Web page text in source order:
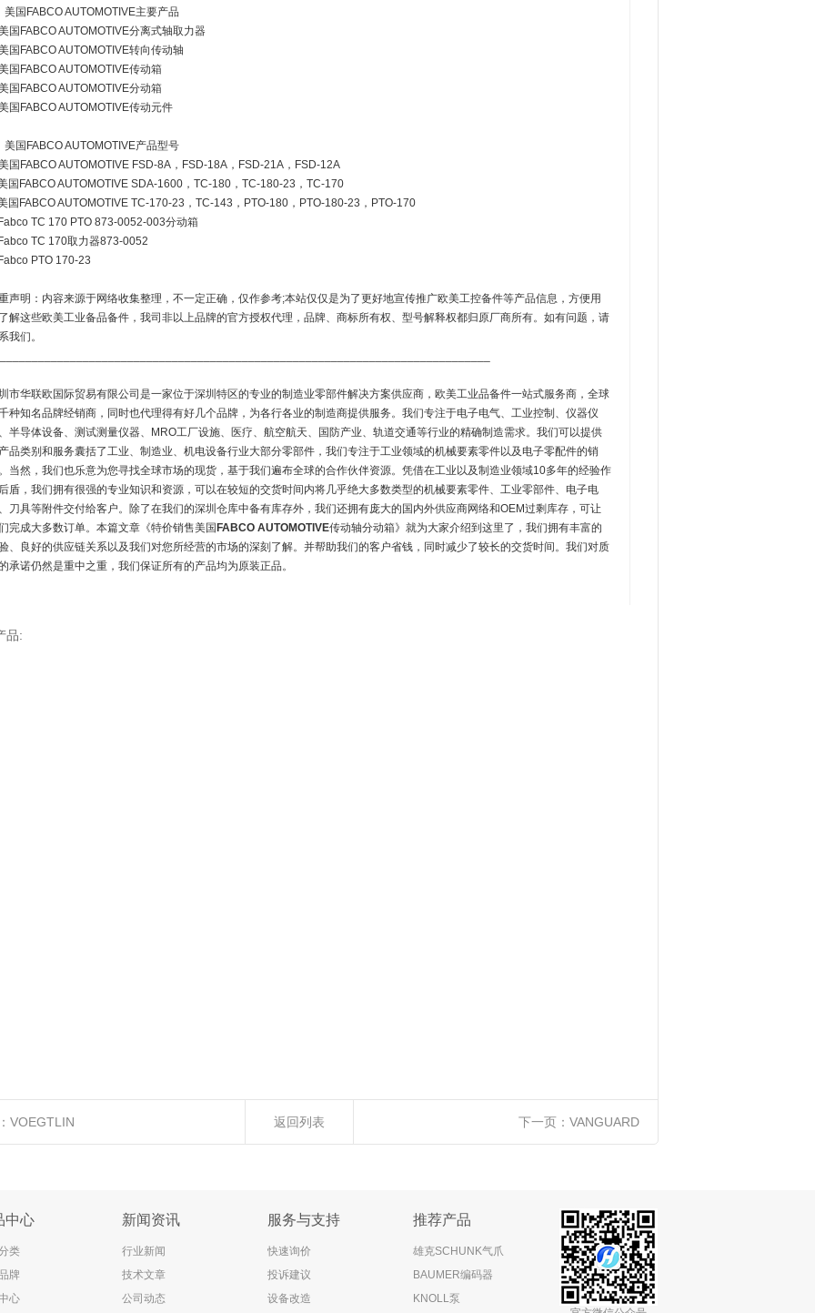
美国FABCO AUTOMOTIVE主要产品
国FABCO AUTOMOTIVE分离式轴取力器
国FABCO AUTOMOTIVE转向传动轴
国FABCO AUTOMOTIVE传动箱
国FABCO AUTOMOTIVE分动箱
国FABCO AUTOMOTIVE传动元件
美国FABCO AUTOMOTIVE产品型号
国FABCO AUTOMOTIVE FSD-8A，FSD-18A，FSD-21A，FSD-12A
国FABCO AUTOMOTIVE SDA-1600，TC-180，TC-180-23，TC-170
国FABCO AUTOMOTIVE TC-170-23，TC-143，PTO-180，PTO-180-23，PTO-170
TC 170 PTO 873-0052-003分动箱
TC 170取力器873-0052
PTO 170-23
声明：内容来源于网络收集整理，不一定正确，仅作参考;本站仅仅是为了更好地宣传推广欧美工控备件等产品信息，方便用
解这些欧美工业备品备件，我司非以上品牌的官方授权代理，品牌、商标所有权、型号解释权都归原厂商所有。如有问题，请
我们。
市华联欧国际贸易有限公司是一家位于深圳特区的专业的制造业零部件解决方案供应商，欧美工业品备件一站式服务商，全球
种知名品牌经销商，同时也代理得有好几个品牌，为各行各业的制造商提供服务。我们专注于电子电气、工业控制、仪器仪
半导体设备、测试测量仪器、MRO工厂设施、医疗、航空航天、国防产业、轨道交通等行业的精确制造需求。我们可以提供
品类别和服务囊括了工业、制造业、机电设备行业大部分零部件，我们专注于工业领域的机械要素零件以及电子零配件的销
当然，我们也乐意为您寻找全球市场的现货，基于我们遍布全球的合作伙伴资源。凭借在工业以及制造业领域10多年的经验作
盾，我们拥有很强的专业知识和资源，可以在较短的交货时间内将几乎绝大多数类型的机械要素零件、工业零部件、电子电
刀具等附件交付给客户。除了在我们的深圳仓库中备有库存外，我们还拥有庞大的国内外供应商网络和OEM过剩库存，可让
完成大多数订单。本篇文章《特价销售美国 FABCO AUTOMOTIVE传动轴分动箱》就为大家介绍到这里了，我们拥有丰富的
、良好的供应链关系以及我们对您所经营的市场的深刻了解。并帮助我们的客户省钱，同时减少了较长的交货时间。我们对质
承诺仍然是重中之重，我们保证所有的产品均为原装正品。
品:
VOEGTLIN 返回列表 下一页： VANGUARD
中心
类
牌
心
新闻资讯
行业新闻
技术文章
公司动态
服务与支持
快速询价
投诉建议
设备改造
推荐产品
雄克SCHUNK气爪
BAUMER编码器
KNOLL泵